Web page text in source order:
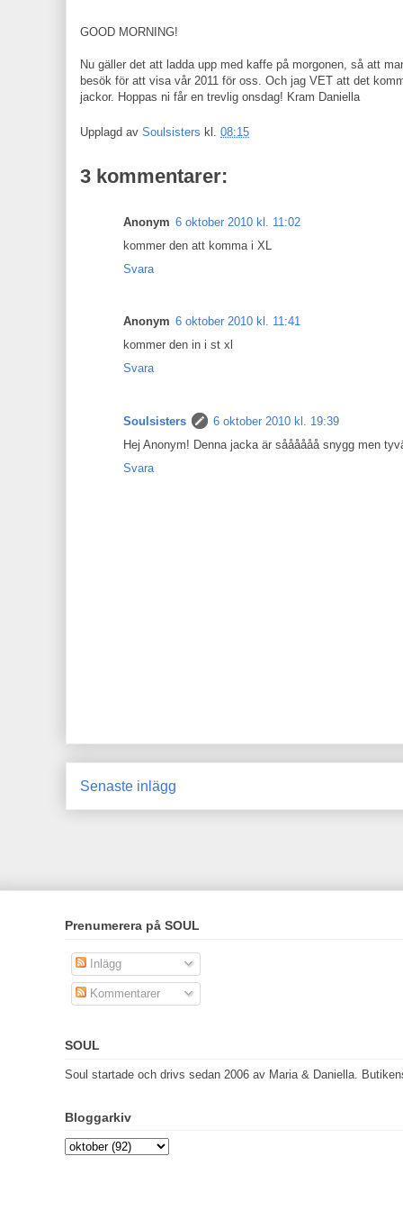
GOOD MORNING!
Nu gäller det att ladda upp med kaffe på morgonen, så att
besök för att visa vår 2011 för oss. Och jag VET att det
jackor. Hoppas ni får en trevlig onsdag! Kram Daniella
Upplagd av Soulsisters kl. 08:15
3 kommentarer:
Anonym 6 oktober 2010 kl. 11:02
kommer den att komma i XL
Svara
Anonym 6 oktober 2010 kl. 11:41
kommer den in i st xl
Svara
Soulsisters
6 oktober 2010 kl. 19:39
Hej Anonym! Denna jacka är såååååå snygg men
Svara
Senaste inlägg
Prenumerera på SOUL
Inlägg
Kommentarer
SOUL
Soul startade och drivs sedan 2006 av Maria & Daniella.
Bloggarkiv